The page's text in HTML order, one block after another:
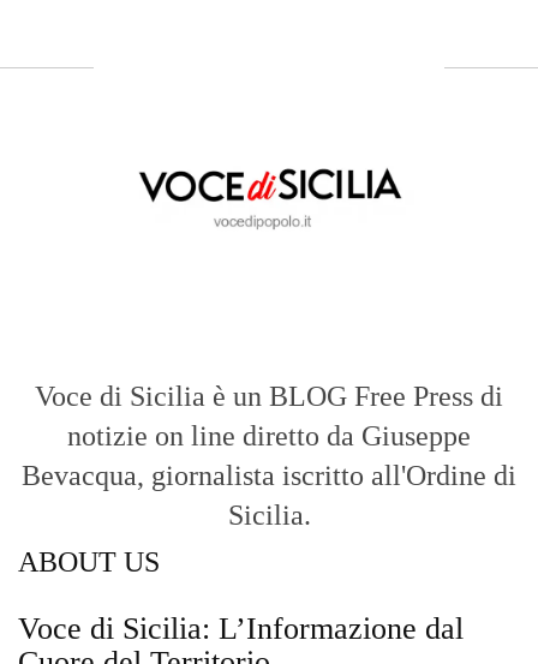
Voce di Sicilia è un BLOG Free Press di
notizie on line diretto da Giuseppe
Bevacqua, giornalista iscritto all'Ordine di
Sicilia.
ABOUT US
Voce di Sicilia: L’Informazione dal